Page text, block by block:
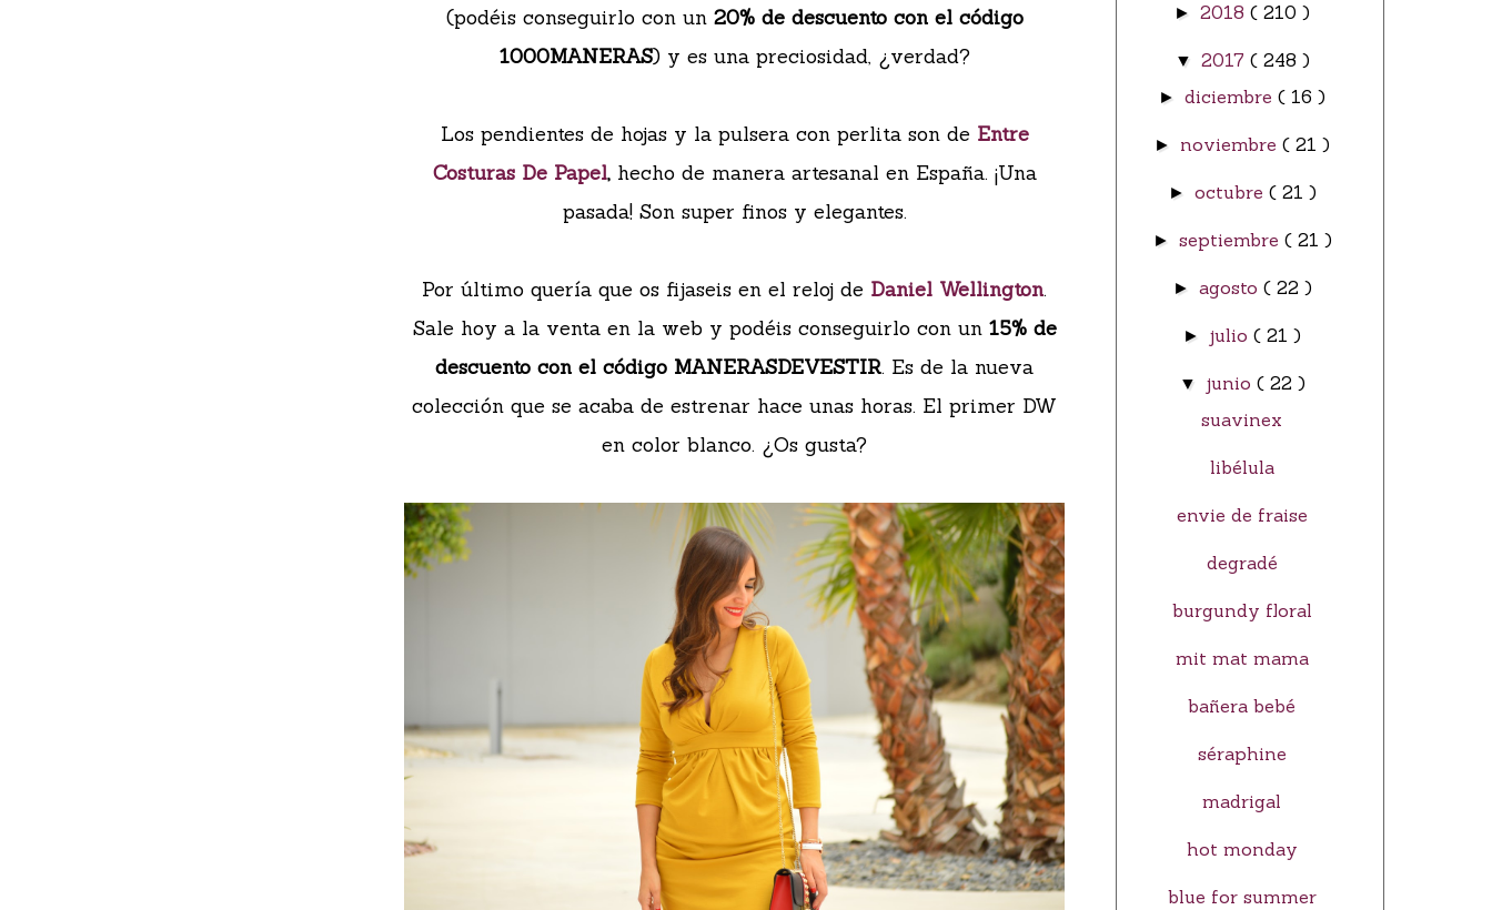
(podéis conseguirlo con un 20% de descuento con el código
1000MANERAS) y es una preciosidad, ¿verdad?
Los pendientes de hojas y la pulsera con perlita son de Entre
Costuras De Papel,hecho de manera artesanal en España. ¡Una
pasada! Son super finos y elegantes.
Por último quería que os fijaseis en el reloj de Daniel Wellington.
Sale hoy a la venta en la web y podéis conseguirlo con un 15% de
descuento con el código MANERASDEVESTIR. Es de la nueva
colección que se acaba de estrenar hace unas horas. El primer DW
en color blanco. ¿Os gusta?
►2018( 210 )
▼ 2017 ( 248 )
►diciembre( 16 )
► noviembre( 21 )
► octubre ( 21 )
► septiembre ( 21 )
► agosto ( 22 )
► julio( 21 )
▼ junio ( 22 )
suavinex
libélula
envie de fraise
degradé
burgundy floral
mit mat mama
bañera bebé
séraphine
madrigal
hot monday
blue for summer